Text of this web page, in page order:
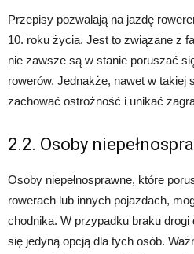
Przepisy pozwalają na jazdę
10. roku życia. Jest to związane z
nie zawsze są w stanie poruszać
rowerów. Jednakże, nawet w takiej
zachować ostrożność i unikać
2.2. Osoby
Osoby niepełnosprawne, które
rowerach lub innych pojazdach,
chodnika. W przypadku braku drogi
się jedyną opcją dla tych osób.